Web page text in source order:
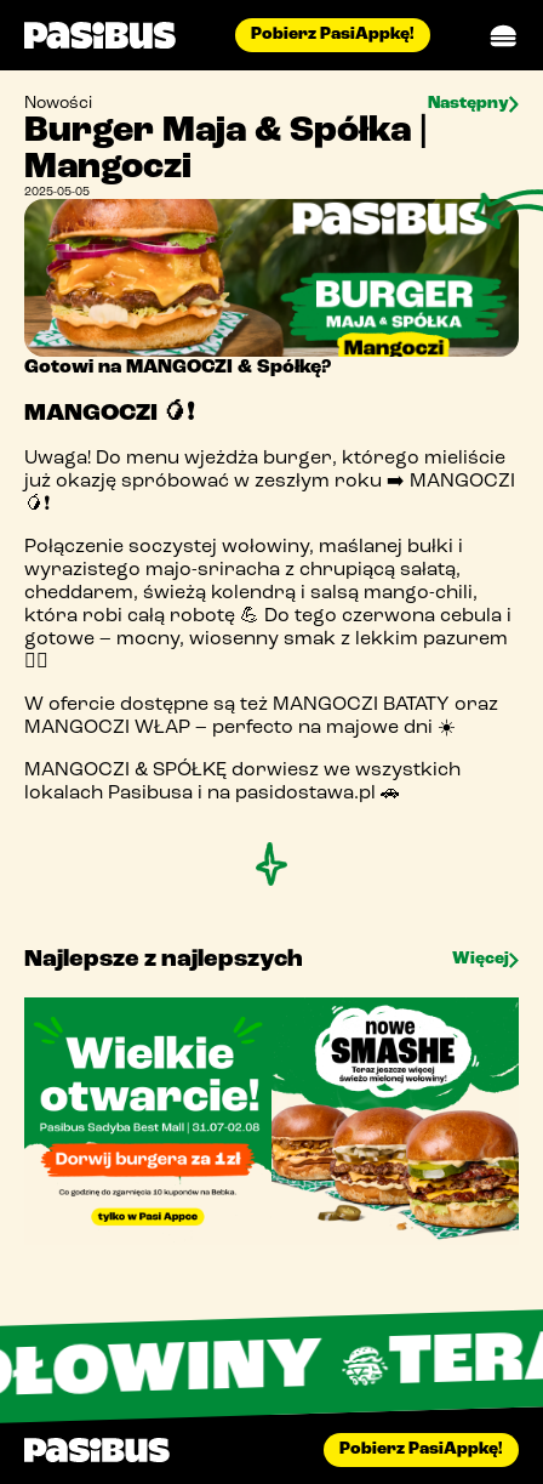
Pobierz PasiAppkę!
menu
pasidostawa
restauracje
aktualności
blog
biuro prasowe
o nas
praca
kontakt
Pobierz PasiAppkę!
Nowości Następny
Burger Maja & Spółka |
Mangoczi
2025-05-05
Gotowi na MANGOCZI & Spółkę?
MANGOCZI 🥭❗
Uwaga! Do menu wjeżdża burger, którego mieliście
już okazję spróbować w zeszłym roku ➡️ MANGOCZI
🥭❗
Połączenie soczystej wołowiny, maślanej bułki i
wyrazistego majo-sriracha z chrupiącą sałatą,
cheddarem, świeżą kolendrą i salsą mango-chili,
która robi całą robotę 💪 Do tego czerwona cebula i
gotowe – mocny, wiosenny smak z lekkim pazurem
😮‍💨
W ofercie dostępne są też MANGOCZI BATATY oraz
MANGOCZI WŁAP – perfecto na majowe dni ☀️
MANGOCZI & SPÓŁKĘ dorwiesz we wszystkich
lokalach Pasibusa i na pasidostawa.pl 🚗
Najlepsze z najlepszych Więcej
TERAZ
Pobierz PasiAppkę!